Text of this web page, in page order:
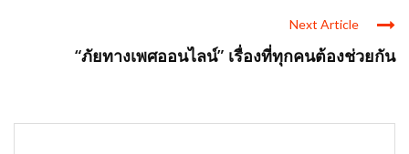
Next Article
“ภัยทางเพศออนไลน์” เรื่องที่ทุกคนต้องช่วยกัน